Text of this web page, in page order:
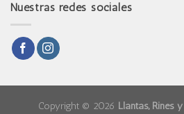
Nuestras redes sociales
Copyright © 2026 Llantas, Rines